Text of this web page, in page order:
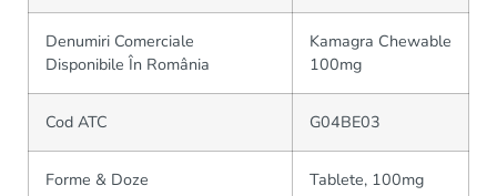
Denumiri Comerciale
Disponibile În România
Kamagra Chewable
100mg
Cod ATC G04BE03
Forme & Doze Tablete, 100mg